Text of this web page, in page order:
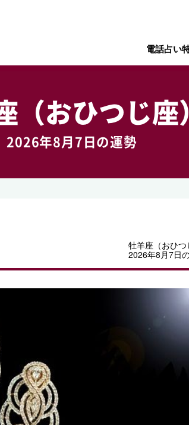
電話占い
（おひつじ座）
2026年8月7日の運勢
牡羊座（おひつ
2026年8月7日